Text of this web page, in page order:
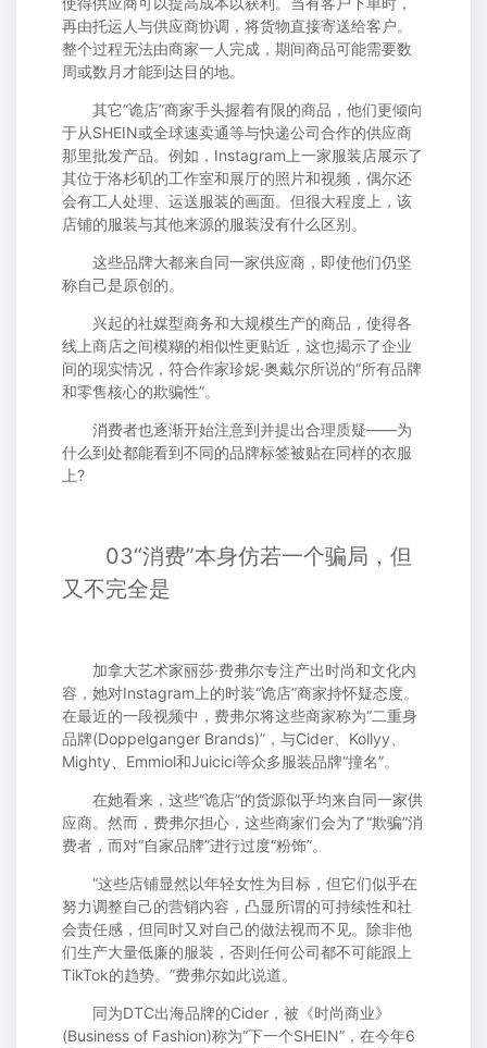
再由托运人与供应商协调，将货物直接寄送给客户。
整个过程无法由商家一人完成，期间商品可能需要数
周或数月才能到达目的地。
其它“诡店”商家手头握着有限的商品，他们更倾向
于从SHEIN或全球速卖通等与快递公司合作的供应商
那里批发产品。例如，Instagram上一家服装店展示了
其位于洛杉矶的工作室和展厅的照片和视频，偶尔还
会有工人处理、运送服装的画面。但很大程度上，该
店铺的服装与其他来源的服装没有什么区别。
这些品牌大都来自同一家供应商，即使他们仍坚
称自己是原创的。
兴起的社媒型商务和大规模生产的商品，使得各
线上商店之间模糊的相似性更贴近，这也揭示了企业
间的现实情况，符合作家珍妮·奥戴尔所说的“所有品牌
和零售核心的欺骗性”。
消费者也逐渐开始注意到并提出合理质疑——为
什么到处都能看到不同的品牌标签被贴在同样的衣服
上?
03“消费”本身仿若一个骗局，但
又不完全是
加拿大艺术家丽莎·费弗尔专注产出时尚和文化内
容，她对Instagram上的时装“诡店”商家持怀疑态度。
在最近的一段视频中，费弗尔将这些商家称为“二重身
品牌(Doppelganger Brands)”，与Cider、Kollyy、
Mighty、Emmiol和Juicici等众多服装品牌“撞名”。
在她看来，这些“诡店”的货源似乎均来自同一家供
应商。然而，费弗尔担心，这些商家们会为了“欺骗”消
费者，而对“自家品牌”进行过度“粉饰”。
“这些店铺显然以年轻女性为目标，但它们似乎在
努力调整自己的营销内容，凸显所谓的可持续性和社
会责任感，但同时又对自己的做法视而不见。除非他
们生产大量低廉的服装，否则任何公司都不可能跟上
TikTok的趋势。”费弗尔如此说道。
同为DTC出海品牌的Cider，被《时尚商业》
(Business of Fashion)称为“下一个SHEIN”，在今年6